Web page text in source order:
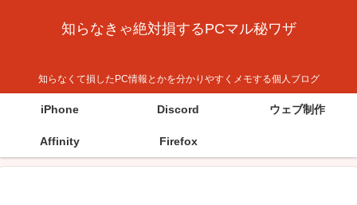
知らなきゃ絶対損するPCマル秘ワザ
知らなくて損したPC情報とかを分かりやすくメモする個人ブログ
iPhone Discord ウェブ制作
Affinity Firefox